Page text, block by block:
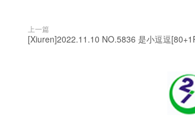
上一篇
[Xiuren]2022.11.10 NO.5836 是小逗逗